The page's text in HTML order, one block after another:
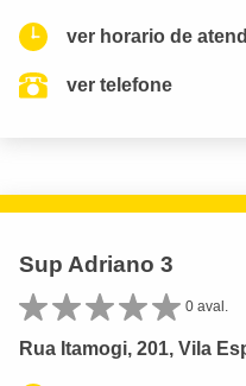
ver horario de
ver telefone
Sup Adriano 3
0 aval.
Rua Itamogi, 201, Vila